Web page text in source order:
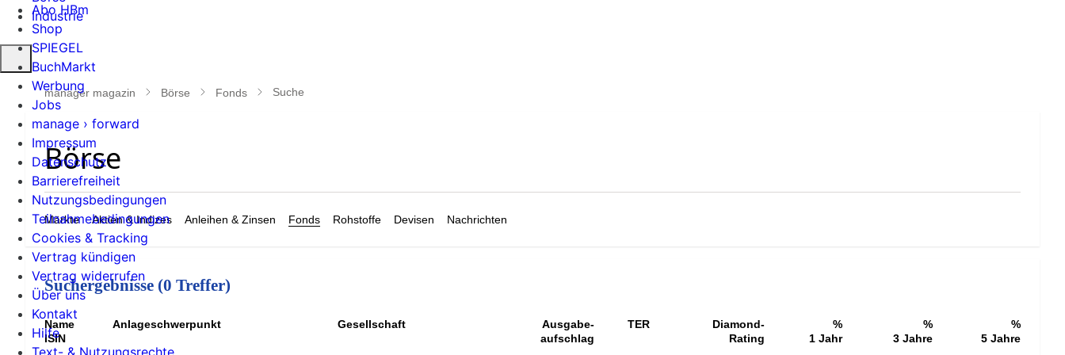
Industrie
Suche
öffnen
manager magazin Börse Fonds Suche
Märkte Aktien & Indizes Anleihen & Zinsen Fonds Rohstoffe Devisen Nachrichten
Suchergebnisse (0 Treffer)
Name
ISIN
Anlageschwerpunkt Gesellschaft
Ausgabe-
aufschlag
TER
Diamond-
Rating
%
1 Jahr
%
3 Jahre
%
5 Jahre
Abo HBm
Shop
SPIEGEL
BuchMarkt
Werbung
Jobs
manage › forward
Impressum
Datenschutz
Barrierefreiheit
Nutzungsbedingungen
Teilnahmebedingungen
Cookies & Tracking
Vertrag kündigen
Vertrag widerrufen
Über uns
Kontakt
Hilfe
Text- & Nutzungsrechte